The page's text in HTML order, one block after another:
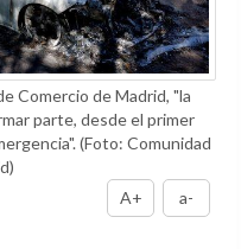
Comercio de Madrid, "la
parte, desde el primer
(Foto: Comunidad
A+
a-